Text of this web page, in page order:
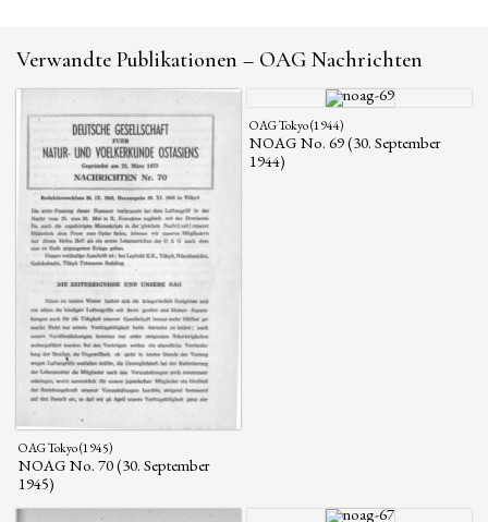
Verwandte Publikationen – OAG Nachrichten
OAG Tokyo (1945)
NOAG No. 70 (30. September
1945)
OAG Tokyo (1944)
NOAG No. 69 (30. September
1944)